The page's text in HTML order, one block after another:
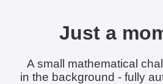
Just a
A small mathematical
in the background - fully